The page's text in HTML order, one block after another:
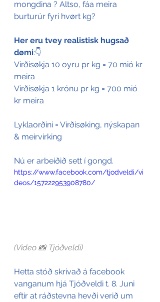
mongdina ? Altso, fáa meira
burturúr fyri hvørt kg?
Her eru tvey realistisk hugsað
dømi:👇
Virðisøkja 10 oyru pr kg = 70 mió kr
meira
Virðisøkja 1 krónu pr kg = 700 mió
kr meira
Lyklaorðini = Virðisøking, nýskapan
& meirvirking
Nú er arbeiðið sett í gongd.
https://www.facebook.com/tjodveldi/vi
deos/157222953908780/
(Video 📸 Tjóðveldi)
Hetta stóð skrivað á facebook
vanganum hjá Tjóðveldi t. 8. Juni
eftir at ráðstevna hevði verið um